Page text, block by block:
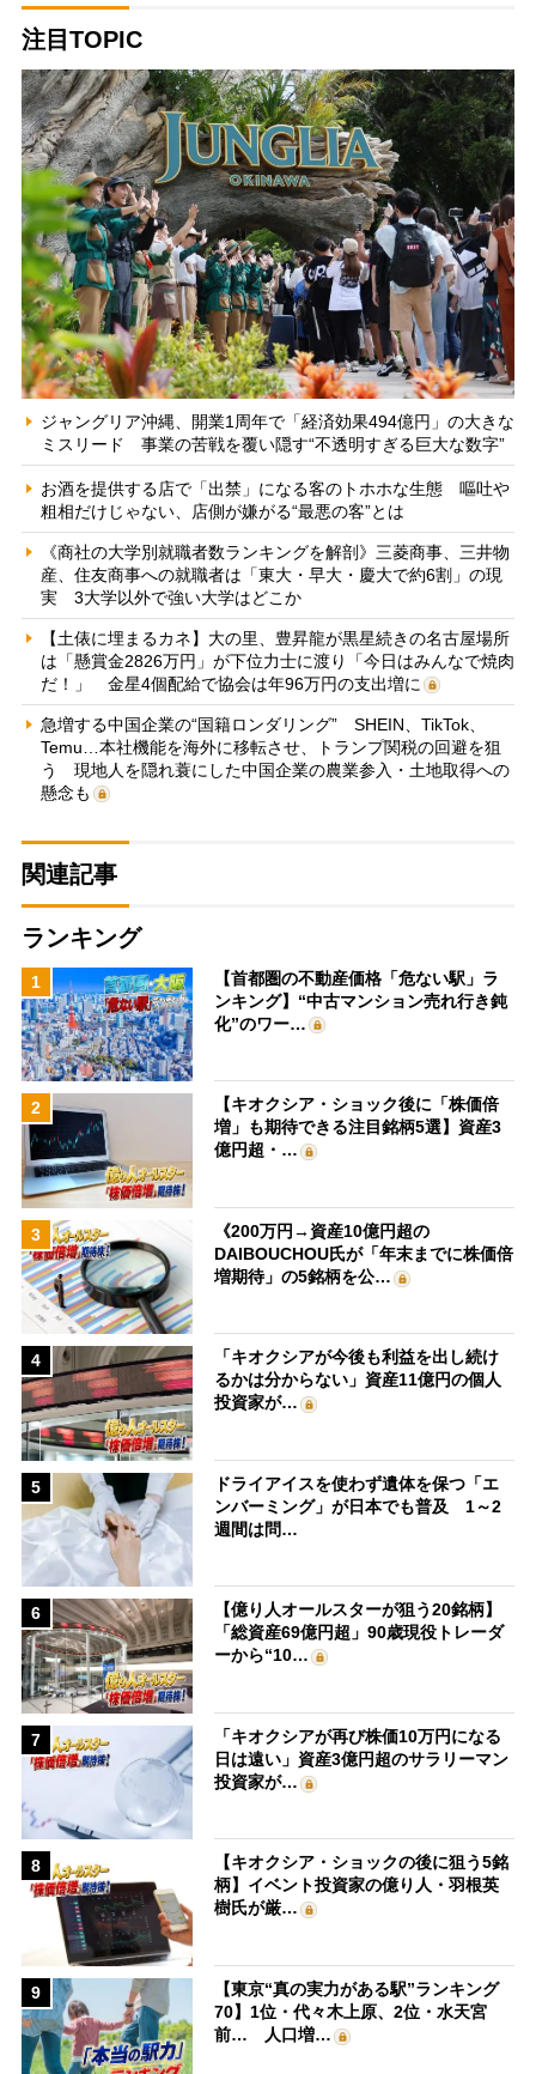
注目TOPIC
ジャングリア沖縄、開業1周年で「経済効果494億円」の大きな
ミスリード 事業の苦戦を覆い隠す“不透明すぎる巨大な数字”
お酒を提供する店で「出禁」になる客のトホホな生態 嘔吐や
粗相だけじゃない、店側が嫌がる“最悪の客”とは
《商社の大学別就職者数ランキングを解剖》三菱商事、三井物
産、住友商事への就職者は「東大・早大・慶大で約6割」の現
実 3大学以外で強い大学はどこか
【土俵に埋まるカネ】大の里、豊昇龍が黒星続きの名古屋場所
は「懸賞金2826万円」が下位力士に渡り「今日はみんなで焼肉
だ！」 金星4個配給で協会は年96万円の支出増に
急増する中国企業の“国籍ロンダリング” SHEIN、TikTok、
Temu…本社機能を海外に移転させ、トランプ関税の回避を狙
う 現地人を隠れ蓑にした中国企業の農業参入・土地取得への
懸念も
関連記事
ランキング
1
【首都圏の不動産価格「危ない駅」ラ
ンキング】“中古マンション売れ行き鈍
化”のワー…
2
【キオクシア・ショック後に「株価倍
増」も期待できる注目銘柄5選】資産3
億円超・…
3
《200万円→資産10億円超の
DAIBOUCHOU氏が「年末までに株価倍
増期待」の5銘柄を公…
4
「キオクシアが今後も利益を出し続け
るかは分からない」資産11億円の個人
投資家が…
5
ドライアイスを使わず遺体を保つ「エ
ンバーミング」が日本でも普及 1～2
週間は問…
6
【億り人オールスターが狙う20銘柄】
「総資産69億円超」90歳現役トレーダ
ーから“10…
7
「キオクシアが再び株価10万円になる
日は遠い」資産3億円超のサラリーマン
投資家が…
8
【キオクシア・ショックの後に狙う5銘
柄】イベント投資家の億り人・羽根英
樹氏が厳…
9
【東京“真の実力がある駅”ランキング
70】1位・代々木上原、2位・水天宮
前… 人口増…